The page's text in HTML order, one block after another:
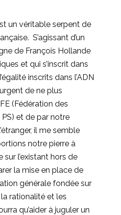
un véritable serpent de
S’agissant d’un
de François Hollande
et qui s’inscrit dans
inscrits dans l’ADN
de ne plus
(Fédération des
PS) et de par notre
il me semble
notre pierre à
sur l’existant hors de
la mise en place de
générale fondée sur
rationalité et les
qu’aider à juguler un